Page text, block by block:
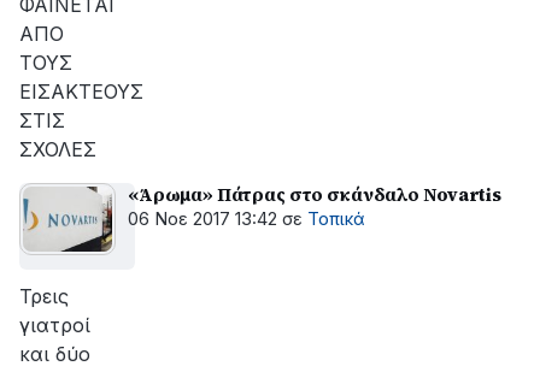
ΦΑΙΝΕΤΑΙ
ΑΠΟ
ΤΟΥΣ
ΕΙΣΑΚΤΕΟΥΣ
ΣΤΙΣ
ΣΧΟΛΕΣ
«Άρωμα» Πάτρας στο σκάνδαλο Novartis
06 Νοε 2017 13:42 σε Τοπικά
Τρεις
γιατροί
και δύο